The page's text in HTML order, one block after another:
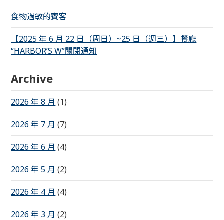
食物過敏的賓客
【2025 年 6 月 22 日（周日）~25 日（週三）】餐廳
“HARBOR’S W”關閉通知
Archive
2026 年 8 月 (1)
2026 年 7 月 (7)
2026 年 6 月 (4)
2026 年 5 月 (2)
2026 年 4 月 (4)
2026 年 3 月 (2)